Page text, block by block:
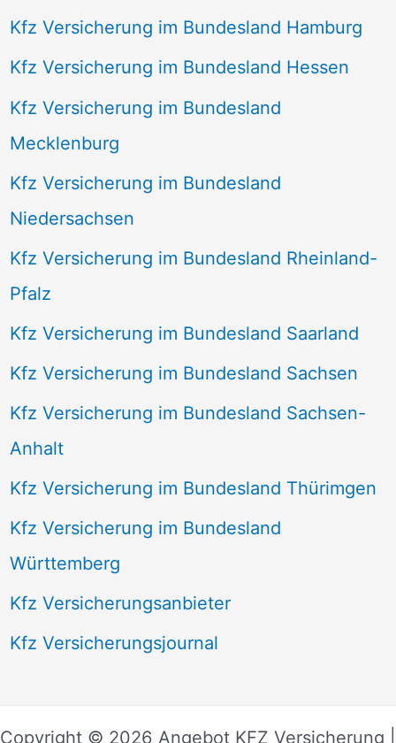
Kfz Versicherung im Bundesland Hamburg
Kfz Versicherung im Bundesland Hessen
Kfz Versicherung im Bundesland
Mecklenburg
Kfz Versicherung im Bundesland
Niedersachsen
Kfz Versicherung im Bundesland Rheinland-
Pfalz
Kfz Versicherung im Bundesland Saarland
Kfz Versicherung im Bundesland Sachsen
Kfz Versicherung im Bundesland Sachsen-
Anhalt
Kfz Versicherung im Bundesland Thürimgen
Kfz Versicherung im Bundesland
Württemberg
Kfz Versicherungsanbieter
Kfz Versicherungsjournal
Copyright © 2026 Angebot KFZ Versicherung |